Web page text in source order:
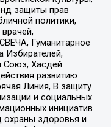
защиты прав
политики,
Гуманитарное
Избирателей,
Союз, Хасдей
развитию
Линия, В защиту
и социальных
инициатив
охраны здоровья и